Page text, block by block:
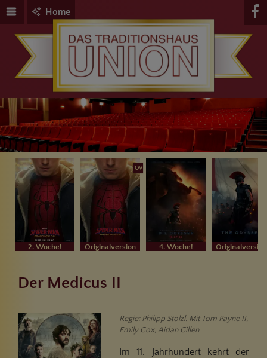
Home
2. Woche!
OV
Originalversion 4. Woche! Originalversion
Der Medicus II
Regie: Philipp Stölzl. Mit Tom Payne II,
Emily Cox, Aidan Gillen
Im 11. Jahrhundert kehrt der